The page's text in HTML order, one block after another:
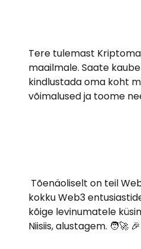
Tere tulemast
maailmale. Saate
kindlustada oma koht
võimalused ja toome
kokku Web3
kõige levinumatele
Niisiis, alustagem. 🧑‍🚀 🎉